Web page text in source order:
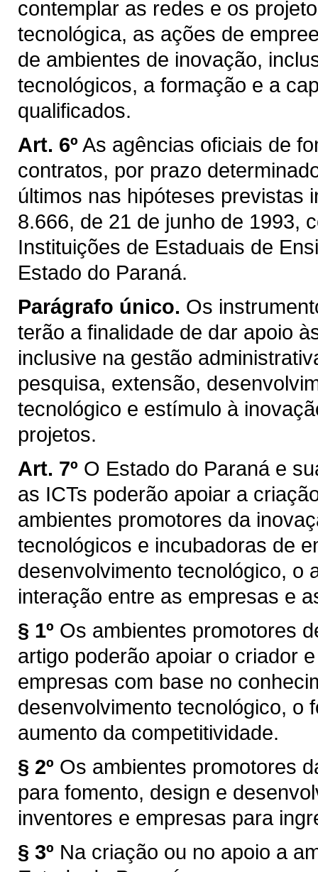
contemplar as redes e os
tecnológica, as ações de
de ambientes de inovação,
tecnológicos, a formação e a
qualificados.
Art. 6º As agências oficiais de
contratos, por prazo
últimos nas hipóteses previstas
8.666, de 21 de junho de 1993,
Instituições de Estaduais de
Estado do Paraná.
Parágrafo único. Os
terão a finalidade de dar apoio
inclusive na gestão
pesquisa, extensão,
tecnológico e estímulo à
projetos.
Art. 7º O Estado do Paraná e
as ICTs poderão apoiar a
ambientes promotores da
tecnológicos e incubadoras de
desenvolvimento tecnológico, o
interação entre as empresas e
§ 1º Os ambientes promotores
artigo poderão apoiar o criador
empresas com base no
desenvolvimento tecnológico, o
aumento da competitividade.
§ 2º Os ambientes promotores
para fomento, design e
inventores e empresas para
§ 3º Na criação ou no apoio a